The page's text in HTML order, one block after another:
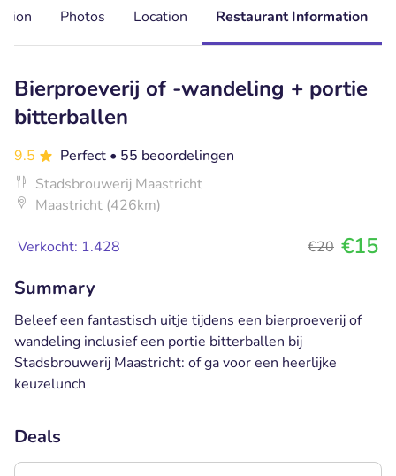
Photos Location Restaurant Information
Bierproeverij of -wandeling + portie
bitterballen
9.5 Perfect • 55 beoordelingen
Stadsbrouwerij Maastricht
Maastricht (426km)
Verkocht: 1.428 €20 €15
Summary
Beleef een fantastisch uitje tijdens een bierproeverij of
wandeling inclusief een portie bitterballen bij
Stadsbrouwerij Maastricht: of ga voor een heerlijke
keuzelunch
Deals